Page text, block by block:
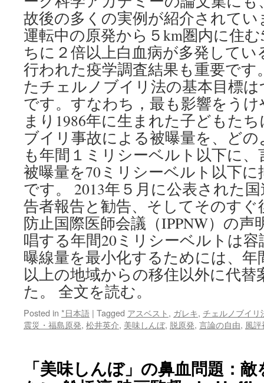
故後の多くの実例が紹介されて
運転中の原発から５km圏内に住
ちに２倍以上白血病が多発して
行われた疫学調査結果も重要で
たチェルノブイリ法の基本目標
です。すなわち，最も影響をう
まり1986年に生まれた子どもた
ブイリ事故による被曝量を、ど
も年間１ミリシーベルト以下に
被曝量を70ミリシーベルト以下
です。 2013年５月に公表された
告者報告と勧告、そしてそのす
防止国際医師会議（IPPNW）の声
唱する年間20ミリシーベルトは
曝線量を最小化するためには、
以上の地域からの移住以外に代
た。 全文を読む。
Posted in *日本語 | Tagged アスベスト, ガレキ, チェルノブイリ
震災・福島原発, 松井英介, 美味しんぼ, 脱原発, 言論の自由, 風
「美味しんぼ」の鼻血問題：